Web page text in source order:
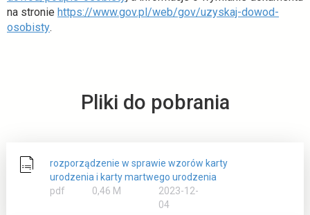
t
s
n
o
na stronie https://www.gov.pl/web/gov/uzyskaj-dowod-
osobistyo
ę
w
n
.
Pliki do pobrania
rozporządzenie w sprawie wzorów karty
urodzenia i karty martwego urodzenia
pdf
rozmiar
0,46 M
2023-12-
04